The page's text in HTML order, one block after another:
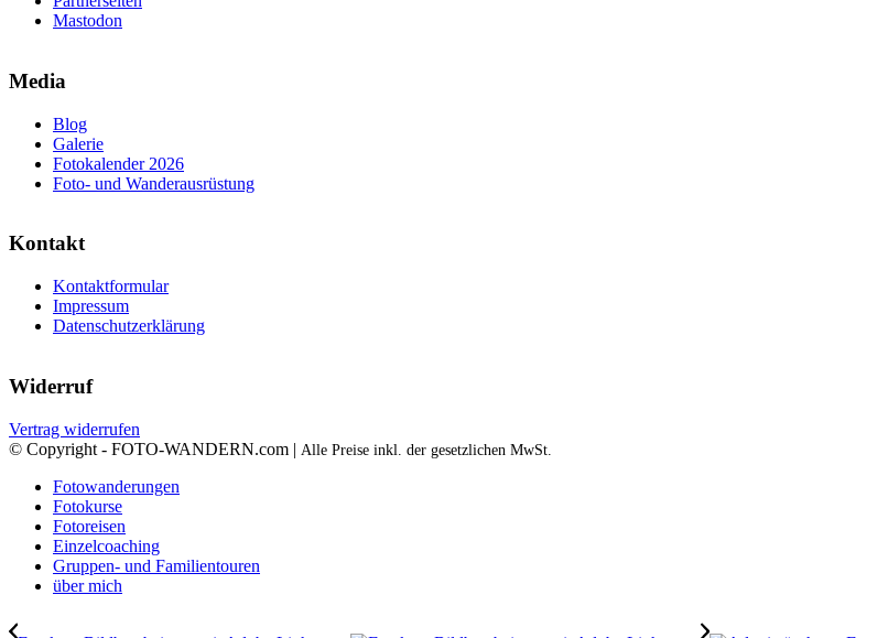
Mastodon
Media
Blog
Galerie
Fotokalender 2026
Foto- und Wanderausrüstung
Kontakt
Kontaktformular
Impressum
Datenschutzerklärung
Widerruf
Vertrag widerrufen
© Copyright - FOTO-WANDERN.com | Alle Preise inkl. der gesetzlichen MwSt.
Fotowanderungen
Fotokurse
Fotoreisen
Einzelcoaching
Gruppen- und Familientouren
über mich